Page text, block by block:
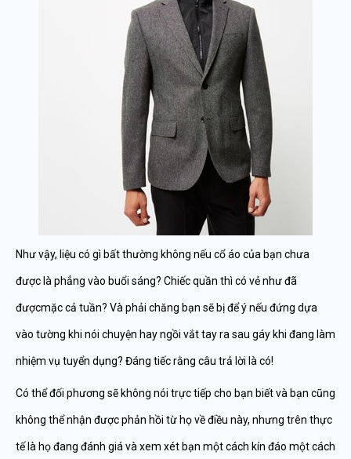
Như vậy, liệu có gì bất thường không nếu cổ áo của bạn chưa
được là phẳng vào buổi sáng? Chiếc quần thì có vẻ như đã
đượcmặc cả tuần? Và phải chăng bạn sẽ bị để ý nếu đứng dựa
vào tường khi nói chuyện hay ngồi vắt tay ra sau gáy khi đang làm
nhiệm vụ tuyển dụng? Đáng tiếc rằng câu trả lời là có!
Có thể đối phương sẽ không nói trực tiếp cho bạn biết và bạn cũng
không thể nhận được phản hồi từ họ về điều này, nhưng trên thực
tế là họ đang đánh giá và xem xét bạn một cách kín đáo một cách